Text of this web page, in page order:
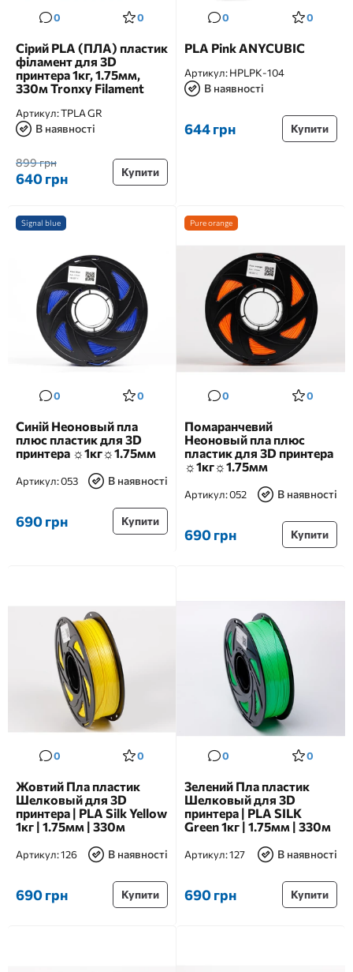
0 0
Сірий PLA (ПЛА) пластик
філамент для 3D
принтера 1кг, 1.75мм,
330м Tronxy Filament
Артикул:TPLA GR
В наявності
899 грн
640 грн Купити
0 0
PLA Pink ANYCUBIC
Артикул:HPLPK-104
В наявності
644 грн Купити
Signal blue
0 0
Синій Неоновый пла
плюс пластик для 3D
принтера ☼1кг☼1.75мм
Артикул:053 В наявності
690 грн Купити
Pure orange
0 0
Помаранчевий
Неоновый пла плюс
пластик для 3D принтера
☼1кг☼1.75мм
Артикул:052 В наявності
690 грн Купити
0 0
Жовтий Пла пластик
Шелковый для 3D
принтера | PLA Silk Yellow
1кг | 1.75мм | 330м
Артикул:126 В наявності
690 грн Купити
0 0
Зелений Пла пластик
Шелковый для 3D
принтера | PLA SILK
Green 1кг | 1.75мм | 330м
Артикул:127 В наявності
690 грн Купити